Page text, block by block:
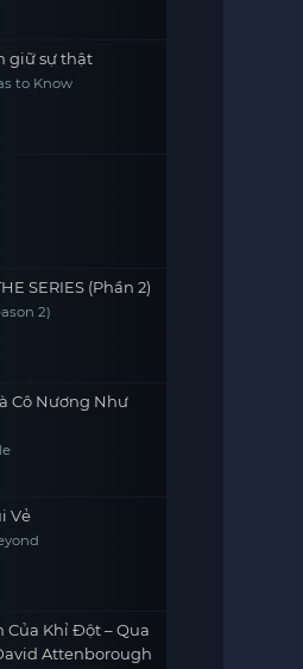
1984-2020
Life of Crime:
giữ sự thật
to Know
SERIES (Phần 2)
2)
Cô Nương Như
Vẻ
Của Khỉ Đột – Qua
Attenborough